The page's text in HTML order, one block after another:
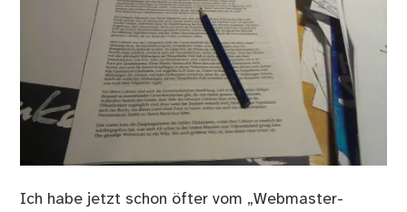
Ich habe jetzt schon öfter vom „Webmaster-